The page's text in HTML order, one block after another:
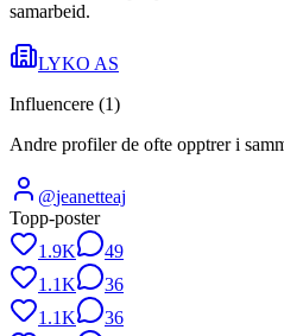
samarbeid.
LYKO AS
Influencere (1)
Andre profiler de ofte opptrer i
@jeanetteaj
Topp-poster
1.9K
49
1.1K
36
1.1K
36